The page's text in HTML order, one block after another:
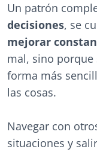
Un patrón
decisiones, se
mejorar
mal, sino porque
forma más
las cosas.
Navegar con
situaciones y